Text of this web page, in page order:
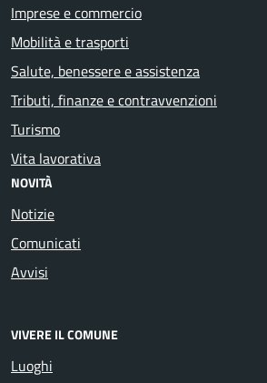
Imprese e commercio
Mobilità e trasporti
Salute, benessere e assistenza
Tributi, finanze e contravvenzioni
Turismo
Vita lavorativa
NOVITÀ
Notizie
Comunicati
Avvisi
VIVERE IL COMUNE
Luoghi